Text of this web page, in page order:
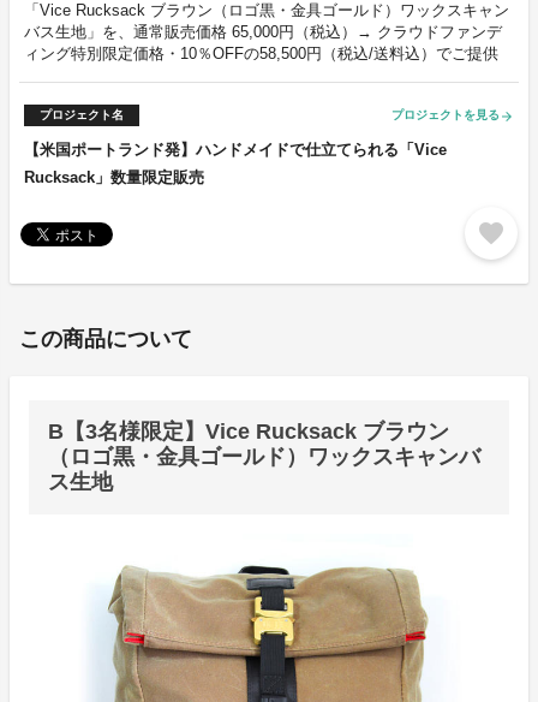
「Vice Rucksack ブラウン（ロゴ黒・金具ゴールド）ワックスキャン
バス生地」を、通常販売価格 65,000円（税込）→ クラウドファンデ
ィング特別限定価格・10％OFFの58,500円（税込/送料込）でご提供
プロジェクト名 プロジェクトを見る arrow_forward
【米国ポートランド発】ハンドメイドで仕立てられる「Vice
Rucksack」数量限定販売
favorite
この商品について
B【3名様限定】Vice Rucksack ブラウン
（ロゴ黒・金具ゴールド）ワックスキャンバ
ス生地